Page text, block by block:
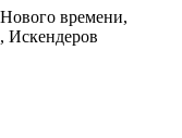
времени,
Искендеров